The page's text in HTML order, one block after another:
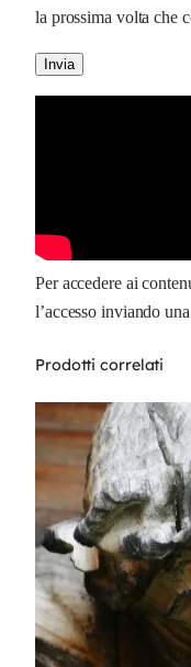
la prossima volta che
Per accedere ai
l’accesso inviando
Prodotti correlati